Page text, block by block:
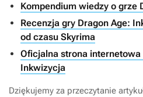
Kompendium wiedzy o grze
Recenzja gry Dragon Age:
od czasu Skyrima
Oficjalna strona internetowa
Inkwizycja
Dziękujemy za przeczytanie